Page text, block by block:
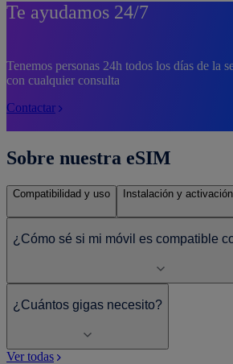
Te ayudamos 24/7
Tenemos personas 24h todos los días de la
con cualquier consulta
Contactar
Sobre nuestra eSIM
Compatibilidad y uso Instalación y activación
¿Cómo sé si mi móvil es compatible
¿Cuántos gigas necesito?
Ver todas